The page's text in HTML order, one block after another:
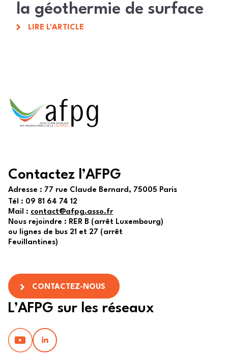
la géothermie de surface
LIRE L'ARTICLE
Contactez l’AFPG
Adresse : 77 rue Claude Bernard, 75005 Paris
Tél : 09 81 64 74 12
Mail : contact@afpg.asso.fr
Nous rejoindre : RER B (arrêt Luxembourg)
ou lignes de bus 21 et 27 (arrêt
Feuillantines)
CONTACTEZ-NOUS
L’AFPG sur les réseaux